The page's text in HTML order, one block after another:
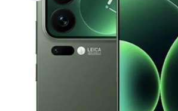
Контакты
Гарантия